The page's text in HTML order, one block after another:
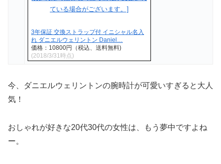
3年保証 交換ストラップ付 イニシャル名入
れ ダニエルウェリントン Daniel…
価格：10800円（税込、送料無料)
(2018/3/31時点)
今、ダニエルウェリントンの腕時計が可愛いすぎると大人
気！
おしゃれが好きな20代30代の女性は、もう夢中ですよね
ー。